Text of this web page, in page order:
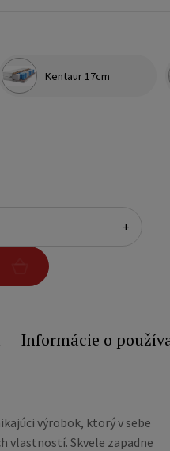
Kentaur 17cm
+
Informácie o
výrobok, ktorý v sebe
vlastností. Skvele zapadne